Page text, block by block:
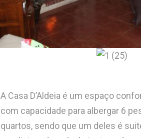
A Casa D’Aldeia é um espaço
com capacidade para albergar 6
quartos, sendo que um deles é